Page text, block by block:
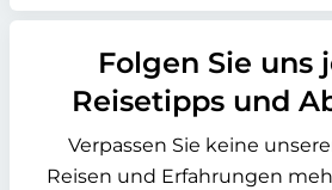
Folgen Sie uns
Reisetipps und
Verpassen Sie keine
Reisen und Erfahrungen